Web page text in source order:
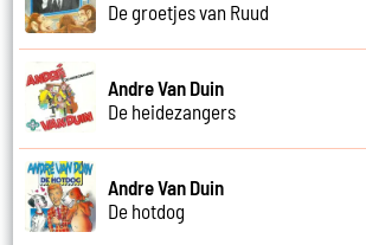
De groetjes van Ruud
Andre Van Duin
De heidezangers
Andre Van Duin
De hotdog